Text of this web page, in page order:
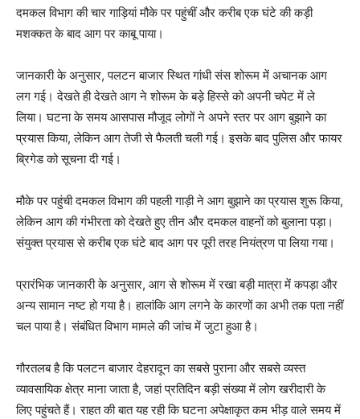
दमकल विभाग की चार गाड़ियां मौके पर पहुंचीं और करीब एक घंटे की कड़ी
मशक्कत के बाद आग पर काबू पाया।
जानकारी के अनुसार, पलटन बाजार स्थित गांधी संस शोरूम में अचानक आग
लग गई। देखते ही देखते आग ने शोरूम के बड़े हिस्से को अपनी चपेट में ले
लिया। घटना के समय आसपास मौजूद लोगों ने अपने स्तर पर आग बुझाने का
प्रयास किया, लेकिन आग तेजी से फैलती चली गई। इसके बाद पुलिस और फायर
ब्रिगेड को सूचना दी गई।
मौके पर पहुंची दमकल विभाग की पहली गाड़ी ने आग बुझाने का प्रयास शुरू किया,
लेकिन आग की गंभीरता को देखते हुए तीन और दमकल वाहनों को बुलाना पड़ा।
संयुक्त प्रयास से करीब एक घंटे बाद आग पर पूरी तरह नियंत्रण पा लिया गया।
प्रारंभिक जानकारी के अनुसार, आग से शोरूम में रखा बड़ी मात्रा में कपड़ा और
अन्य सामान नष्ट हो गया है। हालांकि आग लगने के कारणों का अभी तक पता नहीं
चल पाया है। संबंधित विभाग मामले की जांच में जुटा हुआ है।
गौरतलब है कि पलटन बाजार देहरादून का सबसे पुराना और सबसे व्यस्त
व्यावसायिक क्षेत्र माना जाता है, जहां प्रतिदिन बड़ी संख्या में लोग खरीदारी के
लिए पहुंचते हैं। राहत की बात यह रही कि घटना अपेक्षाकृत कम भीड़ वाले समय में